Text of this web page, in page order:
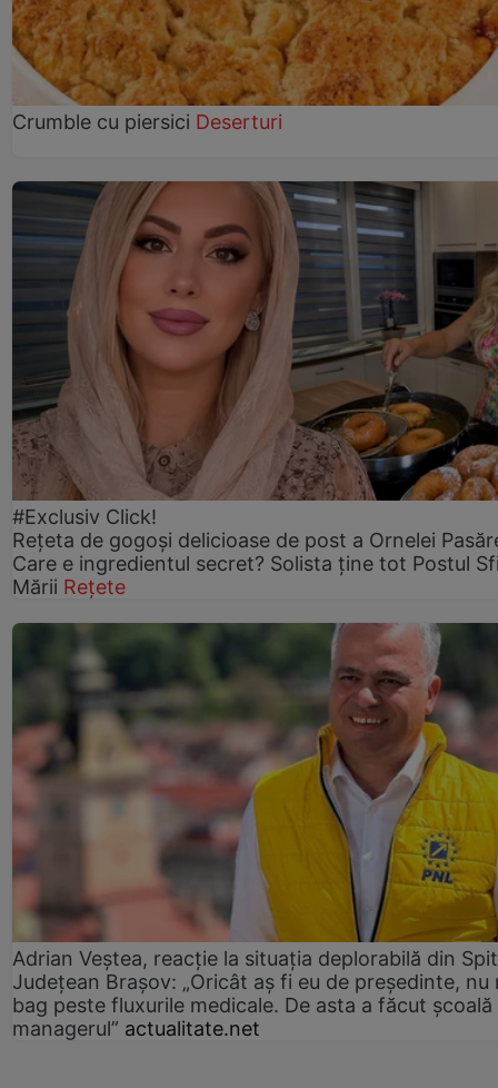
Crumble cu piersici Deserturi
#Exclusiv Click!
Rețeta de gogoşi delicioase de post a Ornelei
Care e ingredientul secret? Solista ține tot Postul
Mării Rețete
Adrian Veștea, reacție la situația deplorabilă din
Județean Brașov: „Oricât aș fi eu de președinte, nu
bag peste fluxurile medicale. De asta a făcut școală
managerul” actualitate.net